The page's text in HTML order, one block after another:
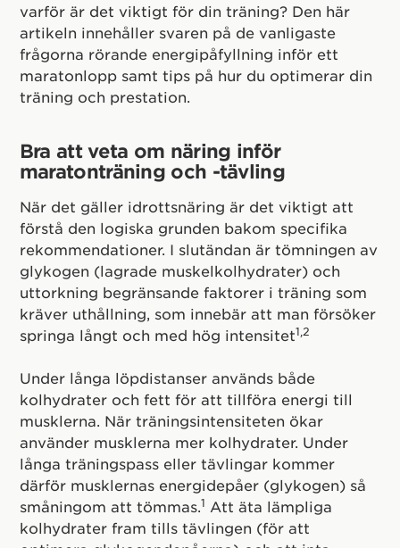
varför är det viktigt för din träning? Den här
artikeln innehåller svaren på de vanligaste
frågorna rörande energipåfyllning inför ett
maratonlopp samt tips på hur du optimerar din
träning och prestation.
Bra att veta om näring inför
maratonträning och -tävling
När det gäller idrottsnäring är det viktigt att
förstå den logiska grunden bakom specifika
rekommendationer. I slutändan är tömningen av
glykogen (lagrade muskelkolhydrater) och
uttorkning begränsande faktorer i träning som
kräver uthållning, som innebär att man försöker
springa långt och med hög intensitet1,2
Under långa löpdistanser används både
kolhydrater och fett för att tillföra energi till
musklerna. När träningsintensiteten ökar
använder musklerna mer kolhydrater. Under
långa träningspass eller tävlingar kommer
därför musklernas energidepåer (glykogen) så
småningom att tömmas. 1 Att äta lämpliga
kolhydrater fram tills tävlingen (för att